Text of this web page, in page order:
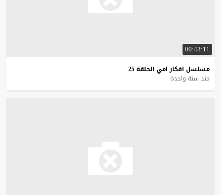
00:43:11
مسلسل افكار امي الحلقة 25
منذ سنة واحدة